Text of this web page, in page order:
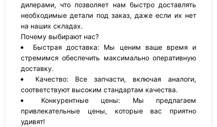
дилерами, что позволяет нам быстро доставлять
необходимые детали под заказ, даже если их нет
на наших складах.
Почему выбирают нас?
Быстрая доставка: Мы ценим ваше время и
стремимся обеспечить максимально оперативную
доставку.
Качество: Все запчасти, включая аналоги,
соответствуют высоким стандартам качества.
Конкурентные цены: Мы предлагаем
привлекательные цены, которые вас приятно
удивят!